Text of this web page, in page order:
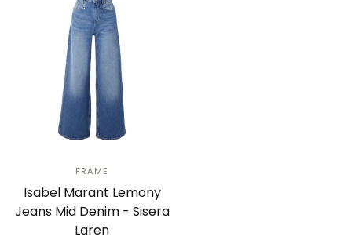
FRAME
Isabel Marant Lemony
Jeans Mid Denim - Sisera
Laren